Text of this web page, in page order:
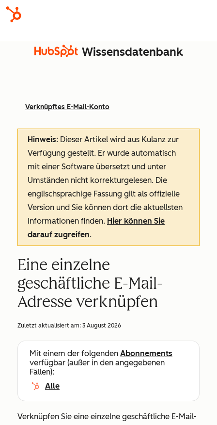
Wissensdatenbank
Verknüpftes E-Mail-Konto
Hinweis: Dieser Artikel wird aus Kulanz zur
Verfügung gestellt. Er wurde automatisch
mit einer Software übersetzt und unter
Umständen nicht korrekturgelesen. Die
englischsprachige Fassung gilt als offizielle
Version und Sie können dort die aktuellsten
Informationen finden. Hier können Sie
darauf zugreifen.
Eine einzelne
geschäftliche E-Mail-
Adresse verknüpfen
Zuletzt aktualisiert am: 3 August 2026
Mit einem der folgenden Abonnements
verfügbar (außer in den angegebenen
Fällen):
Alle
Verknüpfen Sie eine einzelne geschäftliche E-Mail-